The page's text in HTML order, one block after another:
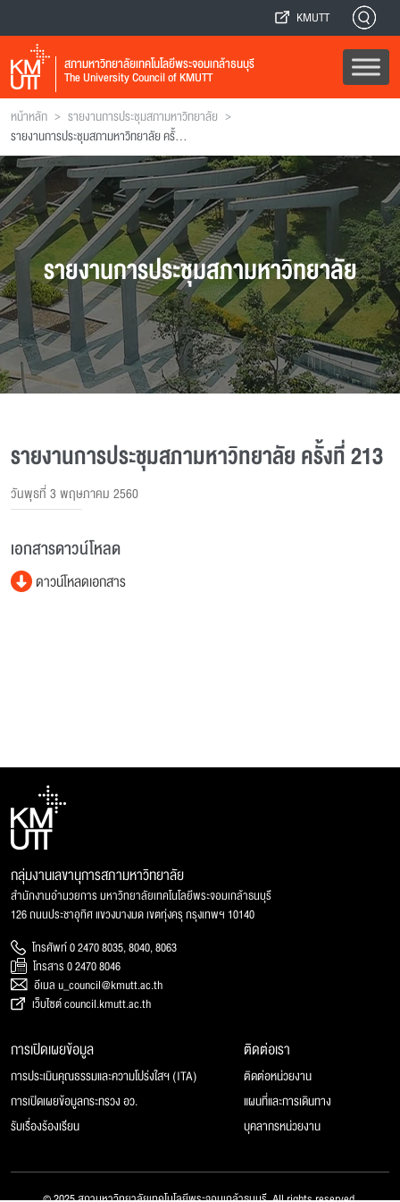
KMUTT
สภามหาวิทยาลัยเทคโนโลยีพระจอมเกล้าธนบุรี
The University Council of KMUTT
หน้าหลัก > รายงานการประชุมสภามหาวิทยาลัย >
รายงานการประชุมสภามหาวิทยาลัย ครั้งที่ 213
รายงานการประชุมสภามหาวิทยาลัย
รายงานการประชุมสภามหาวิทยาลัย ครั้งที่ 213
วันพุธที่ 3 พฤษภาคม 2560
เอกสารดาวน์โหลด
ดาวน์โหลดเอกสาร
กลุ่มงานเลขานุการสภามหาวิทยาลัย
สำนักงานอำนวยการ มหาวิทยาลัยเทคโนโลยีพระจอมเกล้าธนบุรี
126 ถนนประชาอุทิศ แขวงบางมด เขตทุ่งครุ กรุงเทพฯ 10140
โทรศัพท์ 0 2470 8035, 8040, 8063
โทรสาร 0 2470 8046
อีเมล u_council@kmutt.ac.th
เว็บไซต์ council.kmutt.ac.th
การเปิดเผยข้อมูล
การประเมินคุณธรรมและความโปร่งใสฯ (ITA)
การเปิดเผยข้อมูลกระทรวง อว.
รับเรื่องร้องเรียน
ติดต่อเรา
ติดต่อหน่วยงาน
แผนที่และการเดินทาง
บุคลากรหน่วยงาน